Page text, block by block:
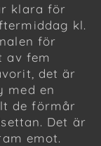
klara för
kl.
för
av fem
det är
med en
de förmår
Det är
emot.